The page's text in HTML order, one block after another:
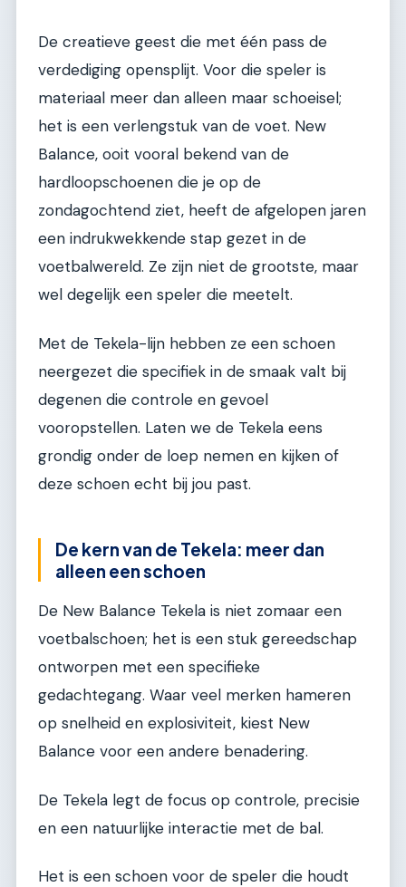
De creatieve geest die met één pass de
verdediging opensplijt. Voor die speler is
materiaal meer dan alleen maar schoeisel;
het is een verlengstuk van de voet. New
Balance, ooit vooral bekend van de
hardloopschoenen die je op de
zondagochtend ziet, heeft de afgelopen jaren
een indrukwekkende stap gezet in de
voetbalwereld. Ze zijn niet de grootste, maar
wel degelijk een speler die meetelt.
Met de Tekela-lijn hebben ze een schoen
neergezet die specifiek in de smaak valt bij
degenen die controle en gevoel
vooropstellen. Laten we de Tekela eens
grondig onder de loep nemen en kijken of
deze schoen echt bij jou past.
De kern van de Tekela: meer dan
alleen een schoen
De New Balance Tekela is niet zomaar een
voetbalschoen; het is een stuk gereedschap
ontworpen met een specifieke
gedachtegang. Waar veel merken hameren
op snelheid en explosiviteit, kiest New
Balance voor een andere benadering.
De Tekela legt de focus op controle, precisie
en een natuurlijke interactie met de bal.
Het is een schoen voor de speler die houdt